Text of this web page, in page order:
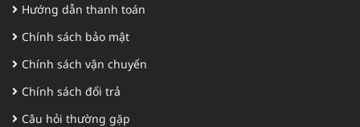
Hướng dẫn thanh toán
Chính sách bảo mật
Chính sách vận chuyển
Chính sách đổi trả
Câu hỏi thường gặp